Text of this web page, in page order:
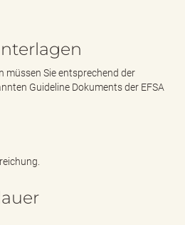
müssen Sie entsprechend der
Guideline Dokuments der EFSA